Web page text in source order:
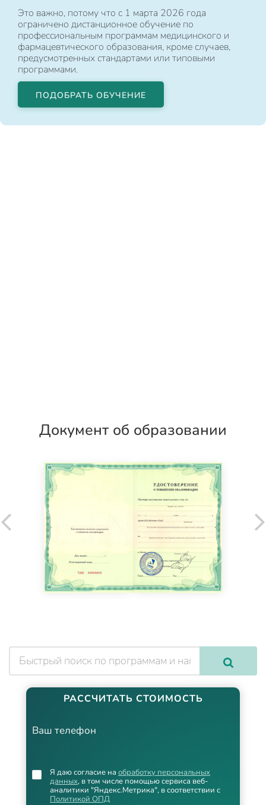
Это важно, потому что с 1 марта 2026 года
ограничено дистанционное обучение по
профессиональным программам медицинского и
фармацевтического образования, кроме случаев,
предусмотренных стандартами или типовыми
программами.
ПОДОБРАТЬ ОБУЧЕНИЕ
Документ об образовании
РАССЧИТАТЬ СТОИМОСТЬ
Ваш телефон
Я даю согласие на обработку персональных
данных, в том числе помощью сервиса веб-
аналитики "Яндекс.Метрика", в соответствии с
Политикой ОПД